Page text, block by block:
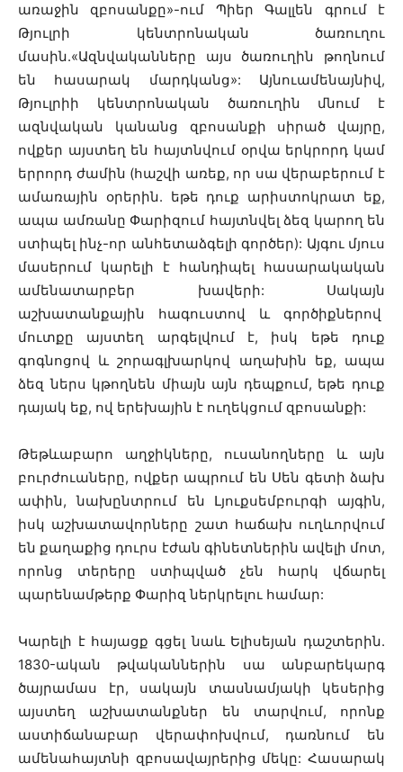
առաջին զբոսանքը»-ում Պիեր Գալլեն գրում է
Թյուլրի կենտրոնական ծառուղու
մասին.«Ազնվականները այս ծառուղին թողնում
են հասարակ մարդկանց»: Այնուամենայնիվ,
Թյուլրիի կենտրոնական ծառուղին մնում է
ազնվական կանանց զբոսանքի սիրած վայրը,
ովքեր այստեղ են հայտնվում օրվա երկրորդ կամ
երրորդ ժամին (հաշվի առեք, որ սա վերաբերում է
ամառային օրերին. եթե դուք արիստոկրատ եք,
ապա ամռանը Փարիզում հայտնվել ձեզ կարող են
ստիպել ինչ-որ անհետաձգելի գործեր): Այգու մյուս
մասերում կարելի է հանդիպել հասարակական
ամենատարբեր խավերի: Սակայն
աշխատանքային հագուստով և գործիքներով
մուտքը այստեղ արգելվում է, իսկ եթե դուք
գոգնոցով և շորագլխարկով աղախին եք, ապա
ձեզ ներս կթողնեն միայն այն դեպքում, եթե դուք
դայակ եք, ով երեխային է ուղեկցում զբոսանքի:
Թեթևաբարո աղջիկները, ուսանողները և այն
բուրժուաները, ովքեր ապրում են Սեն գետի ձախ
ափին, նախընտրում են Լյուքսեմբուրգի այգին,
իսկ աշխատավորները շատ հաճախ ուղևորվում
են քաղաքից դուրս էժան գինետներին ավելի մոտ,
որոնց տերերը ստիպված չեն հարկ վճարել
պարենամթերք Փարիզ ներկրելու համար:
Կարելի է հայացք գցել նաև Ելիսեյան դաշտերին.
1830-ական թվականներին սա անբարեկարգ
ծայրամաս էր, սակայն տասնամյակի կեսերից
այստեղ աշխատանքներ են տարվում, որոնք
աստիճանաբար վերափոխվում, դառնում են
ամենահայտնի զբոսավայրերից մեկը: Հասարակ